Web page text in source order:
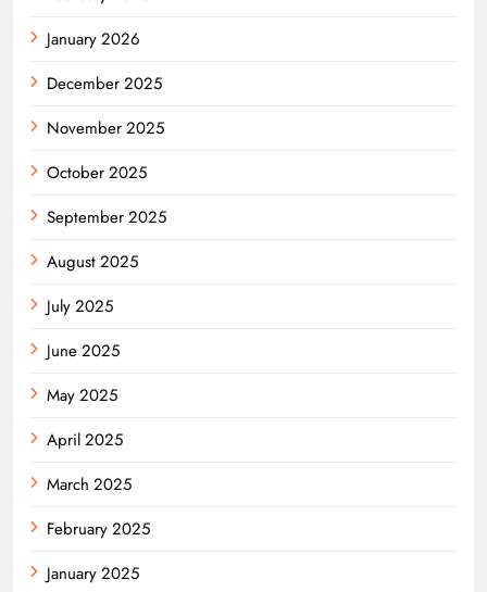
January 2026
December 2025
November 2025
October 2025
September 2025
August 2025
July 2025
June 2025
May 2025
April 2025
March 2025
February 2025
January 2025